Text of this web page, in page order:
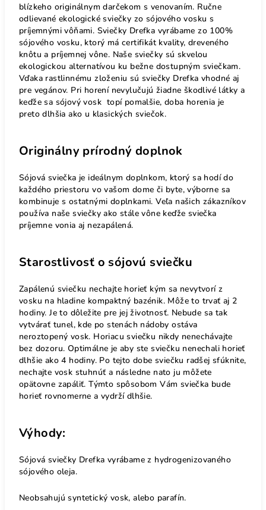
blízkeho originálnym darčekom s venovaním. Ručne
odlievané ekologické sviečky zo sójového vosku s
príjemnými vôňami. Sviečky Drefka vyrábame zo 100%
sójového vosku, ktorý má certifikát kvality, dreveného
knôtu a príjemnej vône. Naše sviečky sú skvelou
ekologickou alternatívou ku bežne dostupným sviečkam.
Vďaka rastlinnému zloženiu sú sviečky Drefka vhodné aj
pre vegánov. Pri horení nevylučujú žiadne škodlivé látky a
keďže sa sójový vosk topí pomalšie, doba horenia je
preto dlhšia ako u klasických sviečok.
Originálny prírodný doplnok
Sójová sviečka je ideálnym doplnkom, ktorý sa hodí do
každého priestoru vo vašom dome či byte, výborne sa
kombinuje s ostatnými doplnkami. Veľa našich zákazníkov
používa naše sviečky ako stále vône keďže sviečka
príjemne vonia aj nezapálená.
Starostlivosť o sójovú sviečku
Zapálenú sviečku nechajte horieť kým sa nevytvorí z
vosku na hladine kompaktný bazénik. Môže to trvať aj 2
hodiny. Je to dôležite pre jej životnosť. Nebude sa tak
vytvárať tunel, kde po stenách nádoby ostáva
neroztopený vosk. Horiacu sviečku nikdy nenechávajte
bez dozoru. Optimálne je aby ste sviečku nenechali horieť
dlhšie ako 4 hodiny. Po tejto dobe sviečku radšej sfúknite,
nechajte vosk stuhnúť a následne nato ju môžete
opätovne zapáliť. Týmto spôsobom Vám sviečka bude
horieť rovnomerne a vydrží dlhšie.
Výhody:
Sójová sviečky Drefka vyrábame z hydrogenizovaného
sójového oleja.
Neobsahujú syntetický vosk, alebo parafín.